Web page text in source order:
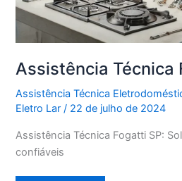
Assistência Técnica
Assistência Técnica
Eletro Lar/ 22 de julho de 2024
Assistência Técnica Fogatti SP:
confiáveis